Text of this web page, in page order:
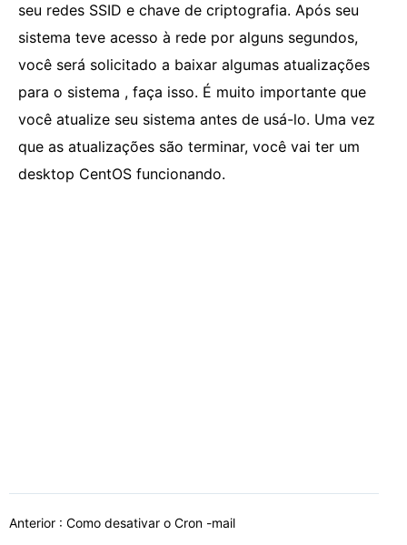
seu redes SSID e chave de criptografia. Após seu
sistema teve acesso à rede por alguns segundos,
você será solicitado a baixar algumas atualizações
para o sistema , faça isso. É muito importante que
você atualize seu sistema antes de usá-lo. Uma vez
que as atualizações são terminar, você vai ter um
desktop CentOS funcionando.
Anterior : Como desativar o Cron -mail